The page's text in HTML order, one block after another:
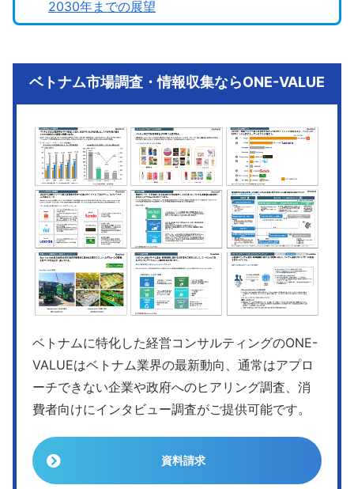
2030年までの展望
ベトナム市場調査・情報収集ならONE-VALUE
ベトナムに特化した経営コンサルティングのONE-
VALUEはベトナム業界の最新動向、通常はアプロ
ーチできない企業や政府へのヒアリング調査、消
費者向けにインタビュー調査がご提供可能です。
資料請求